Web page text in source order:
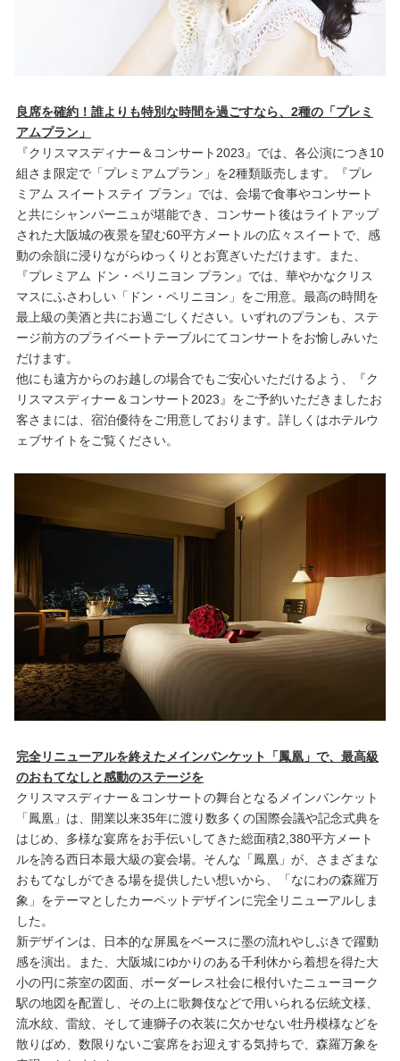
良席を確約！誰よりも特別な時間を過ごすなら、2種の「プレミ
アムプラン」
『クリスマスディナー＆コンサート2023』では、各公演につき10
組さま限定で「プレミアムプラン」を2種類販売します。『プレ
ミアム スイートステイ プラン』では、会場で食事やコンサート
と共にシャンパーニュが堪能でき、コンサート後はライトアップ
された大阪城の夜景を望む60平方メートルの広々スイートで、感
動の余韻に浸りながらゆっくりとお寛ぎいただけます。また、
『プレミアム ドン・ペリニヨン プラン』では、華やかなクリス
マスにふさわしい「ドン・ペリニヨン」をご用意。最高の時間を
最上級の美酒と共にお過ごしください。いずれのプランも、ステ
ージ前方のプライベートテーブルにてコンサートをお愉しみいた
だけます。
他にも遠方からのお越しの場合でもご安心いただけるよう、『ク
リスマスディナー＆コンサート2023』をご予約いただきましたお
客さまには、宿泊優待をご用意しております。詳しくはホテルウ
ェブサイトをご覧ください。
完全リニューアルを終えたメインバンケット「鳳凰」で、最高級
のおもてなしと感動のステージを
クリスマスディナー＆コンサートの舞台となるメインバンケット
「鳳凰」は、開業以来35年に渡り数多くの国際会議や記念式典を
はじめ、多様な宴席をお手伝いしてきた総面積2,380平方メート
ルを誇る西日本最大級の宴会場。そんな「鳳凰」が、さまざまな
おもてなしができる場を提供したい想いから、「なにわの森羅万
象」をテーマとしたカーペットデザインに完全リニューアルしま
した。
新デザインは、日本的な屏風をベースに墨の流れやしぶきで躍動
感を演出。また、大阪城にゆかりのある千利休から着想を得た大
小の円に茶室の図面、ボーダーレス社会に根付いたニューヨーク
駅の地図を配置し、その上に歌舞伎などで用いられる伝統文様、
流水紋、雷紋、そして連獅子の衣装に欠かせない牡丹模様などを
散りばめ、数限りないご宴席をお迎えする気持ちで、森羅万象を